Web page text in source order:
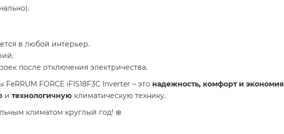
в любой интерьер.
после отключения электричества.
FORCE iFIS18F3С Inverter – это надежность, комфорт и экономия
и технологичную климатическую технику.
климатом круглый год! ️❄️